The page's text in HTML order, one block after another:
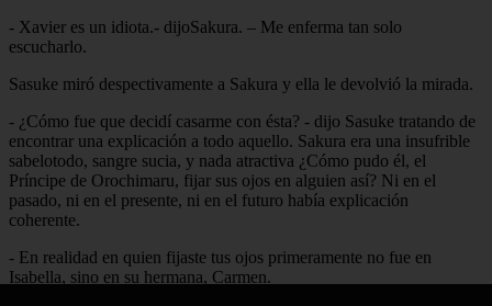
- Xavier es un idiota.- dijoSakura. – Me enferma tan solo
escucharlo.
Sasuke miró despectivamente a Sakura y ella le devolvió la mirada.
- ¿Cómo fue que decidí casarme con ésta? - dijo Sasuke tratando de
encontrar una explicación a todo aquello. Sakura era una insufrible
sabelotodo, sangre sucia, y nada atractiva ¿Cómo pudo él, el
Príncipe de Orochimaru, fijar sus ojos en alguien así? Ni en el
pasado, ni en el presente, ni en el futuro había explicación
coherente.
- En realidad en quien fijaste tus ojos primeramente no fue en
Isabella, sino en su hermana, Carmen.